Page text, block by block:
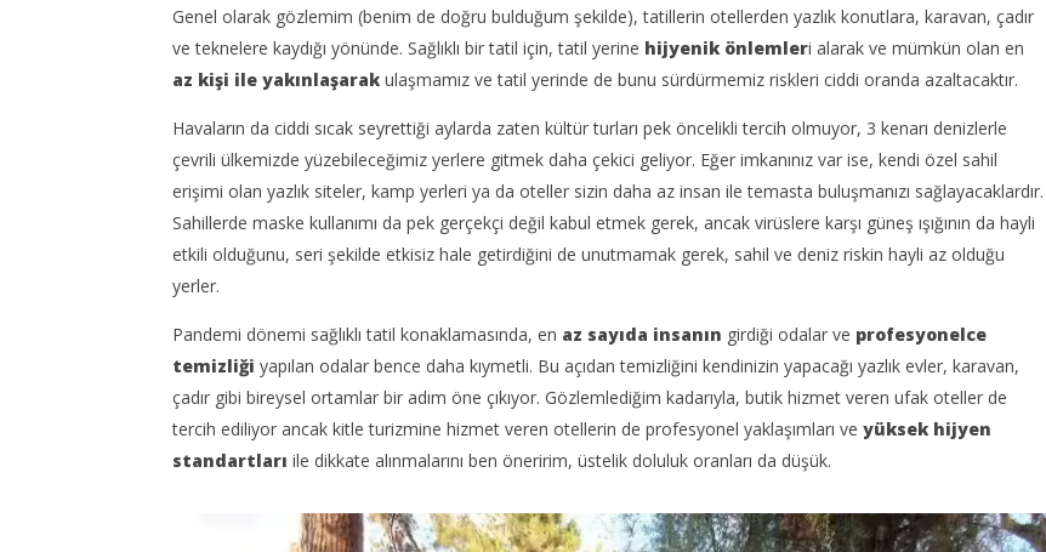
Genel olarak gözlemim (benim de doğru bulduğum şekilde), tatillerin otellerden yazlık konutlara, karavan, çadır
ve teknelere kaydığı yönünde. Sağlıklı bir tatil için, tatil yerine hijyenik önlemleri alarak ve mümkün olan en
az kişi ile yakınlaşarakulaşmamız ve tatil yerinde de bunu sürdürmemiz riskleri ciddi oranda azaltacaktır.
Havaların da ciddi sıcak seyrettiği aylarda zaten kültür turları pek öncelikli tercih olmuyor, 3 kenarı denizlerle
çevrili ülkemizde yüzebileceğimiz yerlere gitmek daha çekici geliyor. Eğer imkanınız var ise, kendi özel sahil
erişimi olan yazlık siteler, kamp yerleri ya da oteller sizin daha az insan ile temasta buluşmanızı sağlayacaklardır.
Sahillerde maske kullanımı da pek gerçekçi değil kabul etmek gerek, ancak virüslere karşı güneş ışığının da hayli
etkili olduğunu, seri şekilde etkisiz hale getirdiğini de unutmamak gerek, sahil ve deniz riskin hayli az olduğu
yerler.
Pandemi dönemi sağlıklı tatil konaklamasında, en az sayıda insanın girdiği odalar ve profesyonelce
temizliği yapılan odalar bence daha kıymetli. Bu açıdan temizliğini kendinizin yapacağı yazlık evler, karavan,
çadır gibi bireysel ortamlar bir adım öne çıkıyor. Gözlemlediğim kadarıyla, butik hizmet veren ufak oteller de
tercih ediliyor ancak kitle turizmine hizmet veren otellerin de profesyonel yaklaşımları ve yüksek hijyen
standartları ile dikkate alınmalarını ben öneririm, üstelik doluluk oranları da düşük.